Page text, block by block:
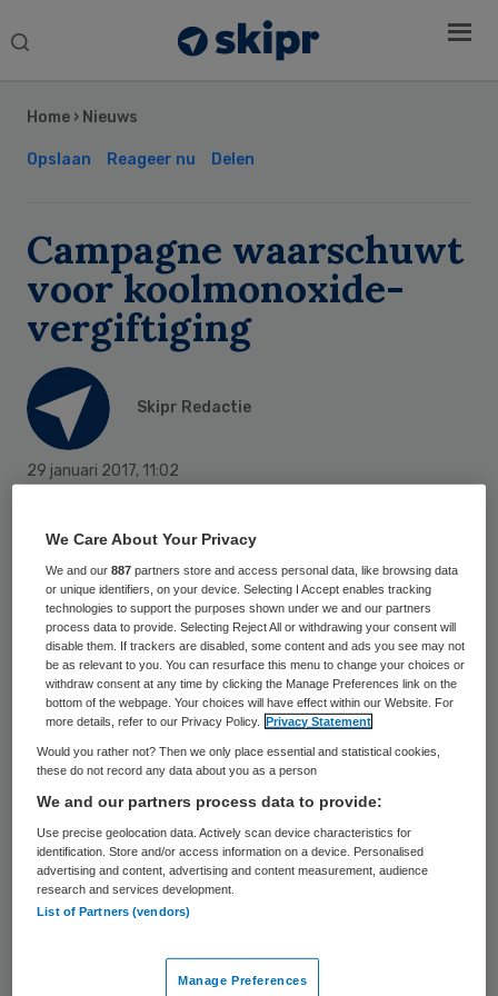
Search
Home › Nieuws
Opslaan Reageer nu Delen
Campagne waarschuwt
voor koolmonoxide-
vergiftiging
Skipr Redactie
29 januari 2017, 11:02
Het gevaar van een
koolmonoxidevergiftiging staat centraal in
een nieuwe campagne van Brandweer
Nederland en de Brandwondenstichting. De
slogan die erbij hoort is: ventileer-
controleer-alarmeer.
Koolmonoxide (CO) is een onzichtbaar,
reukloos gas. De campagne – Stop CO-
vergiftiging! – wil informeren over wat
koolmonoxide is, de gevaren ervan en hoe
een vergiftiging is te voorkomen.
De campagne gaat op 1 februari van start,
Sidebar
We Care About Your Privacy
We and our887 partners store and access personal data, like browsing data
or unique identifiers, on your device. Selecting I Accept enables tracking
technologies to support the purposes shown under we and our partners
process data to provide. Selecting Reject All or withdrawing your consent will
disable them. If trackers are disabled, some content and ads you see may not
be as relevant to you. You can resurface this menu to change your choices or
withdraw consent at any time by clicking the Manage Preferences link on the
bottom of the webpage. Your choices will have effect within our Website. For
more details, refer to our Privacy Policy.
Privacy Statement
Would you rather not? Then we only place essential and statistical cookies,
these do not record any data about you as a person
We and our partners process data to provide:
Use precise geolocation data. Actively scan device characteristics for
identification. Store and/or access information on a device. Personalised
advertising and content, advertising and content measurement, audience
research and services development.
List of Partners (vendors)
Manage Preferences